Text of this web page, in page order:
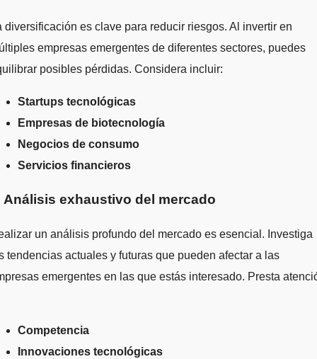
diversificación es clave para reducir riesgos. Al invertir en
empresas emergentes de diferentes sectores, puedes
posibles pérdidas. Considera incluir:
Startups tecnológicas
Empresas de biotecnología
Negocios de consumo
Servicios financieros
Análisis exhaustivo del mercado
un análisis profundo del mercado es esencial. Investiga
tendencias actuales y futuras que pueden afectar a las
emergentes en las que estás interesado. Presta
Competencia
Innovaciones tecnológicas